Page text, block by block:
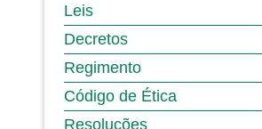
Leis
Decretos
Regimento
Código de Ética
Resoluções